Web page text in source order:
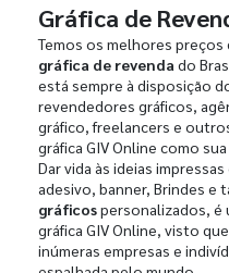
Gráfica de
Temos os melhores
gráfica de revenda do
está sempre à disposição
revendedores gráficos,
gráfico, freelancers e
gráfica GIV Online como
Dar vida às ideias
adesivo, banner, Brindes e
gráficospersonalizados, é
gráfica GIV Online, visto
inúmeras empresas e